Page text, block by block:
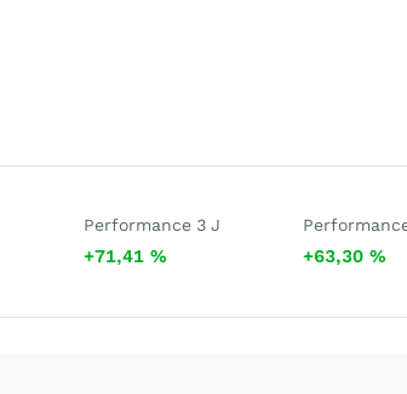
Performance 3 J
+71,41 % +63,30 %